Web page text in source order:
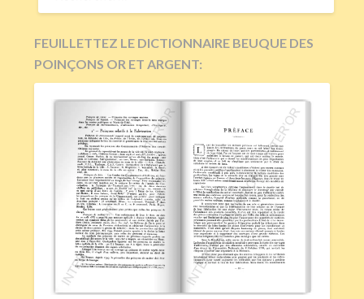
FEUILLETTEZ LE DICTIONNAIRE BEUQUE DES
POINÇONS OR ET ARGENT: